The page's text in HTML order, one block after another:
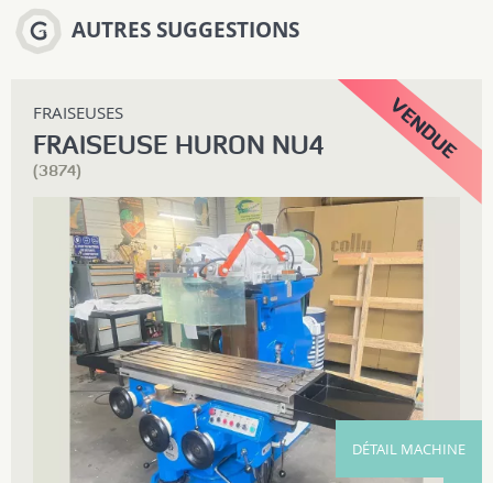
AUTRES SUGGESTIONS
FRAISEUSES
FRAISEUSE HURON NU4
(3874)
DÉTAIL MACHINE